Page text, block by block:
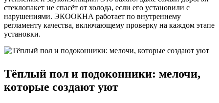
стеклопакет не спасёт от холода, если его установили с
нарушениями. ЭКООКНА работает по внутреннему
регламенту качества, включающему проверку на каждом этапе
установки.
Тёплый пол и подоконники: мелочи,
которые создают уют